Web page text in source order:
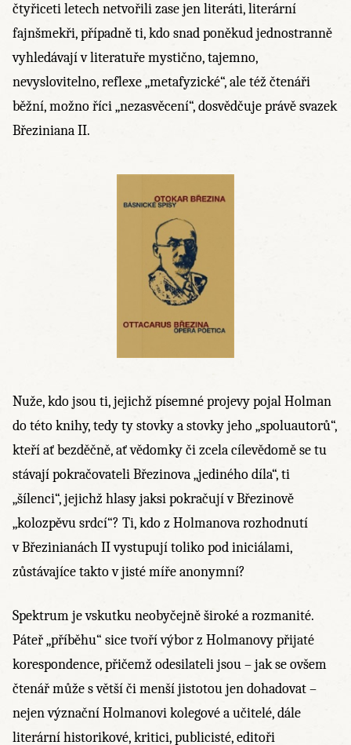
čtyřiceti letech netvořili zase jen literáti, literární
fajnšmekři, případně ti, kdo snad poněkud jednostranně
vyhledávají v literatuře mystično, tajemno,
nevyslovitelno, reflexe „metafyzické“, ale též čtenáři
běžní, možno říci „nezasvěcení“, dosvědčuje právě svazek
Březiniana II.
Nuže, kdo jsou ti, jejichž písemné projevy pojal Holman
do této knihy, tedy ty stovky a stovky jeho „spoluautorů“,
kteří ať bezděčně, ať vědomky či zcela cílevědomě se tu
stávají pokračovateli Březinova „jediného díla“, ti
„šílenci“, jejichž hlasy jaksi pokračují v Březinově
„kolozpěvu srdcí“? Ti, kdo z Holmanova rozhodnutí
v Březinianách II vystupují toliko pod iniciálami,
zůstávajíce takto v jisté míře anonymní?
Spektrum je vskutku neobyčejně široké a rozmanité.
Páteř „příběhu“ sice tvoří výbor z Holmanovy přijaté
korespondence, přičemž odesilateli jsou – jak se ovšem
čtenář může s větší či menší jistotou jen dohadovat –
nejen význační Holmanovi kolegové a učitelé, dále
literární historikové, kritici, publicisté, editoři